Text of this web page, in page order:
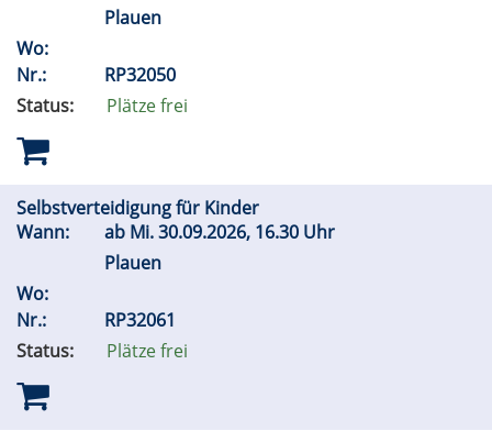
Plauen
Wo:
Nr.:
RP32050
Status:
Plätze frei
Selbstverteidigung für Kinder
Wann:
ab Mi.30.09.2026, 16.30 Uhr
Plauen
Wo:
Nr.:
RP32061
Status:
Plätze frei